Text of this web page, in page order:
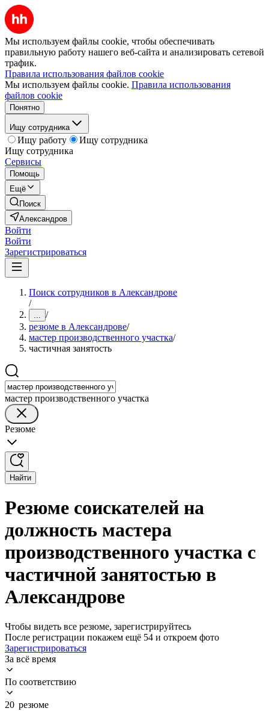
Мы используем файлы cookie, чтобы обеспечивать
правильную работу нашего веб-сайта и анализировать сетевой
трафик.
Правила использования файлов cookie
Мы используем файлы cookie. Правила использования
файлов cookie
Понятно
Ищу сотрудника
Ищу работу
Ищу сотрудника
Ищу сотрудника
Сервисы
Помощь
Ещё
Поиск
Александров
Войти
Войти
Зарегистрироваться
Поиск сотрудников в Александрове
/
... /
резюме в Александрове/
мастер производственного участка/
частичная занятость
мастер производственного участка
Резюме
Найти
Резюме соискателей на
должность мастера
производственного участка с
частичной занятостью в
Александрове
Чтобы видеть все резюме, зарегистрируйтесь
После регистрации покажем ещё 54 и откроем фото
Зарегистрироваться
За всё время
По соответствию
20 резюме